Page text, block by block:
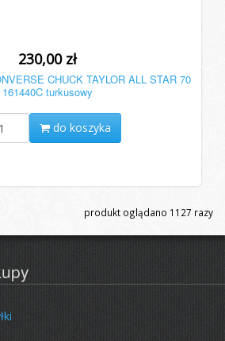
230,00 zł
CHUCK TAYLOR ALL STAR 70
161440C turkusowy
do koszyka
produkt oglądano 1127 razy